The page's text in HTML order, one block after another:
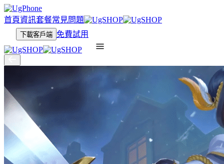
首頁資訊套餐常見問題
下載客戶端 免費試用